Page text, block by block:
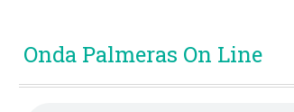
Onda Palmeras On Line